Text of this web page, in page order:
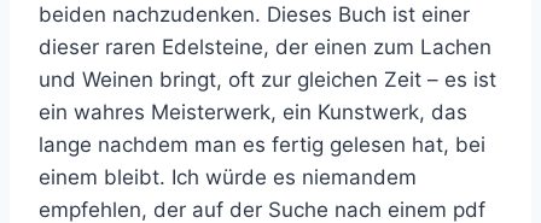
beiden nachzudenken. Dieses Buch ist einer
dieser raren Edelsteine, der einen zum Lachen
und Weinen bringt, oft zur gleichen Zeit – es ist
ein wahres Meisterwerk, ein Kunstwerk, das
lange nachdem man es fertig gelesen hat, bei
einem bleibt. Ich würde es niemandem
empfehlen, der auf der Suche nach einem pdf